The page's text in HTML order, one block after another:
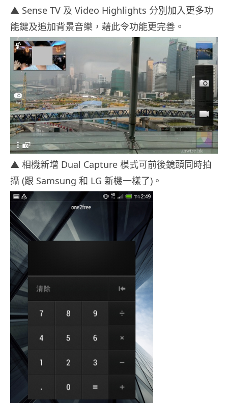
▲ Sense TV 及 Video Highlights 分別加入更多功
能鍵及追加背景音樂，藉此令功能更完善。
▲ 相機新增 Dual Capture 模式可前後鏡頭同時拍
攝 (跟 Samsung 和 LG 新機一樣了)。